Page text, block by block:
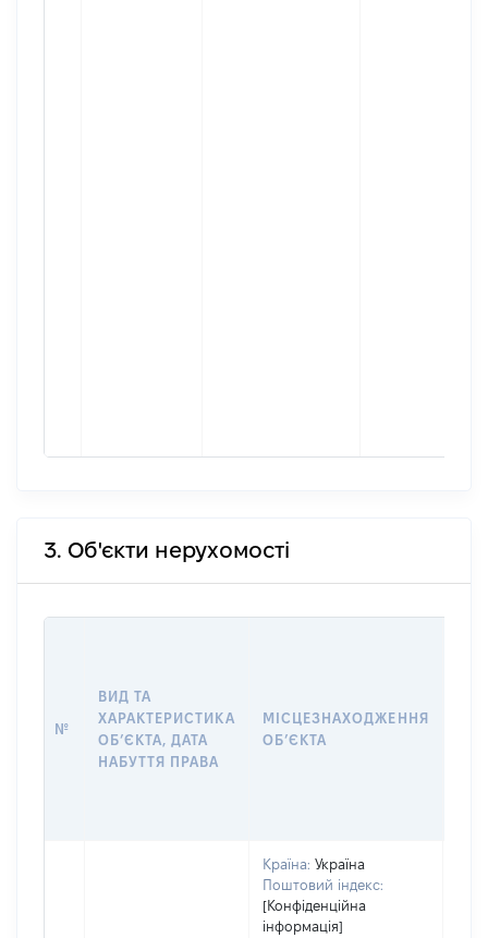
3. Об'єкти нерухомості
№
ВИД ТА
ХАРАКТЕРИСТИКА
ОБʼЄКТА, ДАТА
НАБУТТЯ ПРАВА
МІСЦЕЗНАХОДЖЕННЯ
ОБʼЄКТА
Країна: Україна
Поштовий індекс:
[Конфіденційна
інформація]